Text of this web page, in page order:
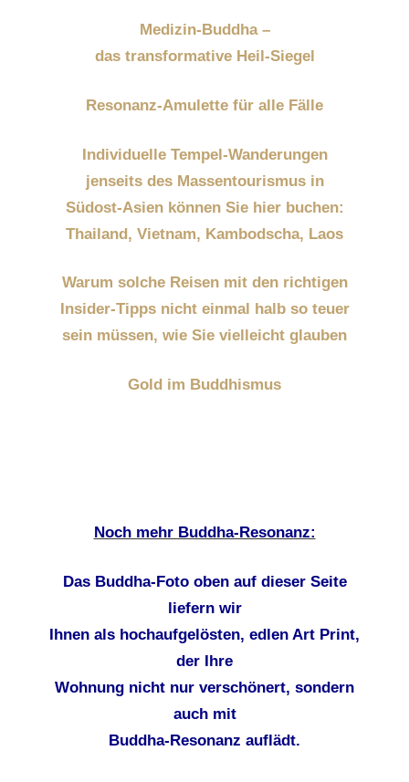
Medizin-Buddha –
das transformative Heil-Siegel
Resonanz-Amulette für alle Fälle
Individuelle Tempel-Wanderungen
jenseits des Massentourismus in
Südost-Asien können Sie hier buchen:
Thailand, Vietnam, Kambodscha, Laos
Warum solche Reisen mit den richtigen
Insider-Tipps nicht einmal halb so teuer
sein müssen, wie Sie vielleicht glauben
Gold im Buddhismus
Noch mehr Buddha-Resonanz:
Das Buddha-Foto oben auf dieser Seite
liefern wir
Ihnen als hochaufgelösten, edlen Art Print,
der Ihre
Wohnung nicht nur verschönert, sondern
auch mit
Buddha-Resonanz auflädt.